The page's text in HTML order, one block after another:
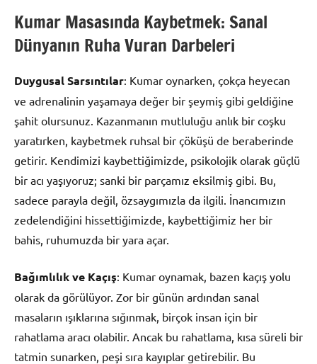
Kumar Masasında Kaybetmek: Sanal
Dünyanın Ruha Vuran Darbeleri
Duygusal Sarsıntılar: Kumar oynarken, çokça heyecan
ve adrenalinin yaşamaya değer bir şeymiş gibi geldiğine
şahit olursunuz. Kazanmanın mutluluğu anlık bir coşku
yaratırken, kaybetmek ruhsal bir çöküşü de beraberinde
getirir. Kendimizi kaybettiğimizde, psikolojik olarak güçlü
bir acı yaşıyoruz; sanki bir parçamız eksilmiş gibi. Bu,
sadece parayla değil, özsaygımızla da ilgili. İnancımızın
zedelendiğini hissettiğimizde, kaybettiğimiz her bir
bahis, ruhumuzda bir yara açar.
Bağımlılık ve Kaçış: Kumar oynamak, bazen kaçış yolu
olarak da görülüyor. Zor bir günün ardından sanal
masaların ışıklarına sığınmak, birçok insan için bir
rahatlama aracı olabilir. Ancak bu rahatlama, kısa süreli bir
tatmin sunarken, peşi sıra kayıplar getirebilir. Bu